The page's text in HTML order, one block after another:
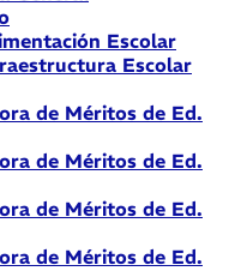
Escolar
Escolar
de Méritos de Ed.
de Méritos de Ed.
de Méritos de Ed.
de Méritos de Ed.